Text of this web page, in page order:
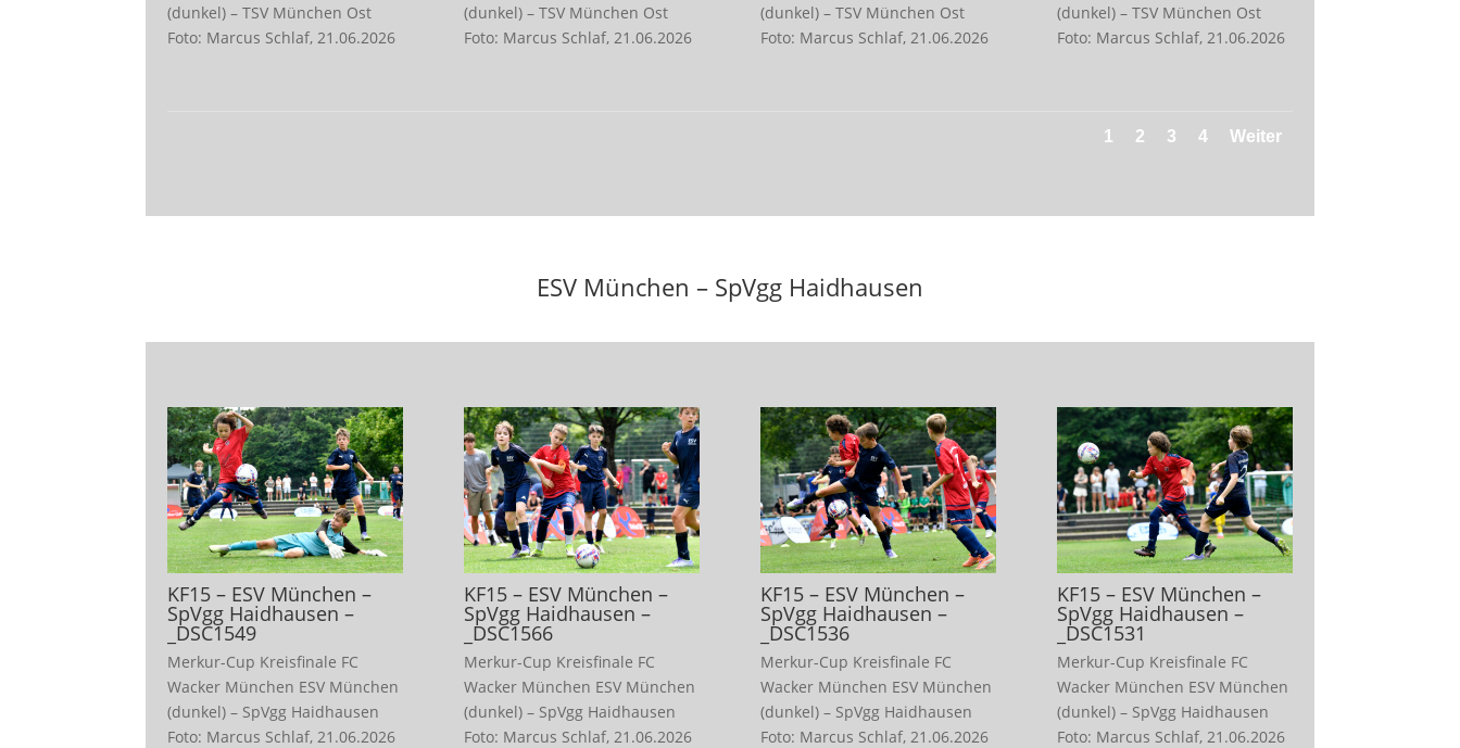
(dunkel) – TSV München Ost
Foto: Marcus Schlaf, 21.06.2026
(dunkel) – TSV München Ost
Foto: Marcus Schlaf, 21.06.2026
(dunkel) – TSV München Ost
Foto: Marcus Schlaf, 21.06.2026
(dunkel) – TSV München Ost
Foto: Marcus Schlaf, 21.06.2026
1 2 3 4 Weiter
ESV München – SpVgg Haidhausen
KF15 – ESV München –
SpVgg Haidhausen –
_DSC1549
Merkur-Cup Kreisfinale FC
Wacker München ESV München
(dunkel) – SpVgg Haidhausen
Foto: Marcus Schlaf, 21.06.2026
KF15 – ESV München –
SpVgg Haidhausen –
_DSC1566
Merkur-Cup Kreisfinale FC
Wacker München ESV München
(dunkel) – SpVgg Haidhausen
Foto: Marcus Schlaf, 21.06.2026
KF15 – ESV München –
SpVgg Haidhausen –
_DSC1536
Merkur-Cup Kreisfinale FC
Wacker München ESV München
(dunkel) – SpVgg Haidhausen
Foto: Marcus Schlaf, 21.06.2026
KF15 – ESV München –
SpVgg Haidhausen –
_DSC1531
Merkur-Cup Kreisfinale FC
Wacker München ESV München
(dunkel) – SpVgg Haidhausen
Foto: Marcus Schlaf, 21.06.2026